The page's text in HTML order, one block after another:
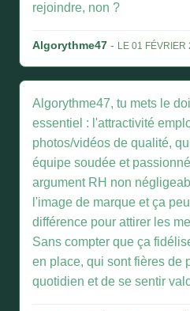
rejoindre, non ?
Algorythme47 - LE 01 FÉVRIER
Algorythme47, tu mets le
essentiel : l'attractivité
photos/vidéos de qualité,
équipe soudée et
argument RH non
l'image de marque et ça
différence pour attirer les
Sans compter que ça
en place, qui sont fières de
quotidien et de se sentir